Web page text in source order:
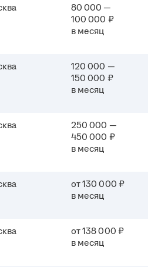
80 000 —
100 000 ₽
в месяц
120 000 —
150 000 ₽
в месяц
250 000 —
450 000 ₽
в месяц
от 130 000 ₽
в месяц
от 138 000 ₽
в месяц